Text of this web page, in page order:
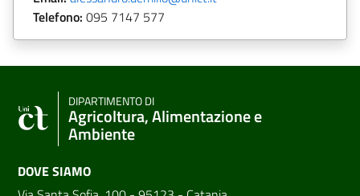
Telefono: 095 7147 577
DIPARTIMENTO DI
Agricoltura, Alimentazione e
Ambiente
DOVE SIAMO